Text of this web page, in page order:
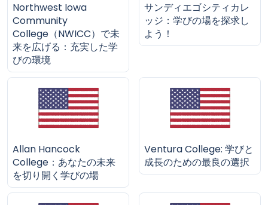
Northwest Iowa
Community
College（NWICC）で未
来を広げる：充実した学
びの環境
サンディエゴシティカレ
ッジ：学びの場を探求し
よう！
Allan Hancock
College：あなたの未来
を切り開く学びの場
Ventura College: 学びと
成長のための最良の選択